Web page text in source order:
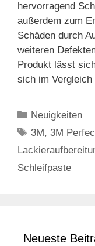
hervorragend
außerdem zum
Schäden durch
weiteren
Produkt lässt
sich im
Kategorien
Neuigkeiten
Schlagwörter
3M,3M
Schleifpaste
Neueste